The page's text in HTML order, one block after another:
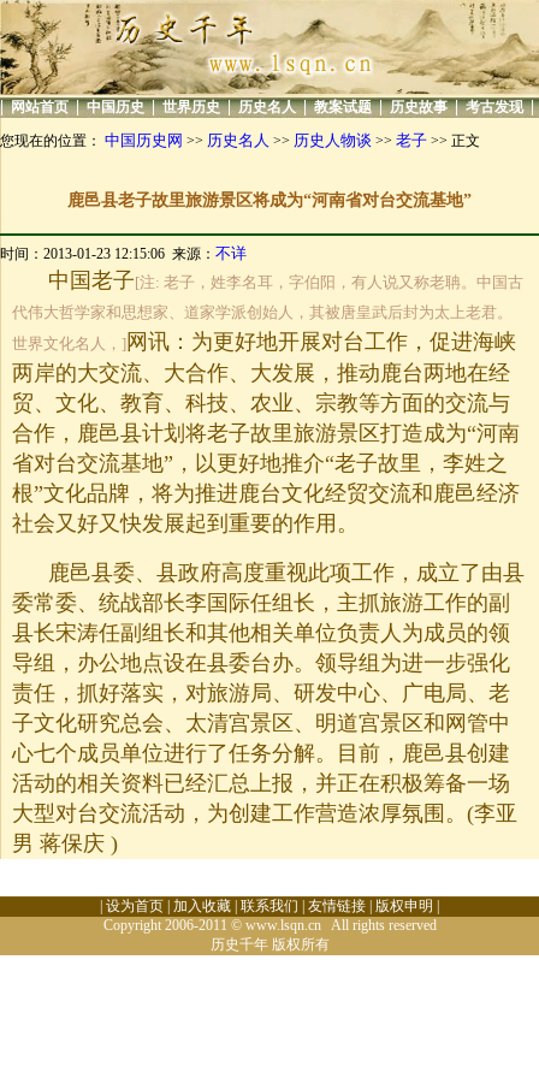
| 网站首页 | 中国历史 | 世界历史 | 历史名人 | 教案试题 | 历史故事 | 考古发现 |
您现在的位置： 中国历史网 >> 历史名人 >> 历史人物谈 >> 老子 >> 正文
鹿邑县老子故里旅游景区将成为“河南省对台交流基地”
时间：2013-01-23 12:15:06 来源： 不详
中国老子[注: 老子，姓李名耳，字伯阳，有人说又称老聃。中国古
代伟大哲学家和思想家、道家学派创始人，其被唐皇武后封为太上老君。
世界文化名人，] 网讯：为更好地开展对台工作，促进海峡
两岸的大交流、大合作、大发展，推动鹿台两地在经
贸、文化、教育、科技、农业、宗教等方面的交流与
合作，鹿邑县计划将老子故里旅游景区打造成为“河南
省对台交流基地”，以更好地推介“老子故里，李姓之
根”文化品牌，将为推进鹿台文化经贸交流和鹿邑经济
社会又好又快发展起到重要的作用。
鹿邑县委、县政府高度重视此项工作，成立了由县
委常委、统战部长李国际任组长，主抓旅游工作的副
县长宋涛任副组长和其他相关单位负责人为成员的领
导组，办公地点设在县委台办。领导组为进一步强化
责任，抓好落实，对旅游局、研发中心、广电局、老
子文化研究总会、太清宫景区、明道宫景区和网管中
心七个成员单位进行了任务分解。目前，鹿邑县创建
活动的相关资料已经汇总上报，并正在积极筹备一场
大型对台交流活动，为创建工作营造浓厚氛围。(李亚
男 蒋保庆 )
设为首页 加入收藏 联系我们 友情链接 版权申明
Copyright 2006-2011 © www.lsqn.cn All rights reserved
历史千年版权所有